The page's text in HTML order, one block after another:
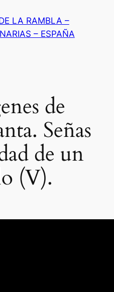
LA RAMBLA –
– ESPAÑA
de
Señas
de un
(V).